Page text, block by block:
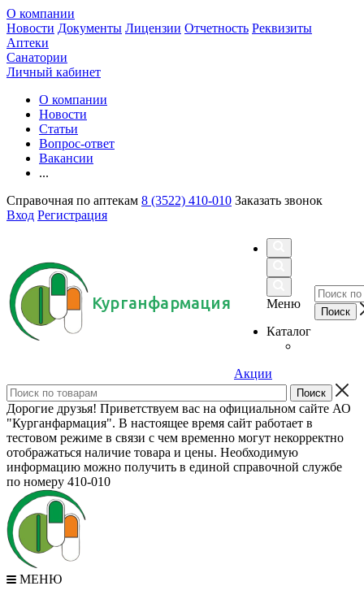
О компании
Новости Документы Лицензии Отчетность Реквизиты
Аптеки
Санатории
Личный кабинет
О компании
Новости
Статьи
Вопрос-ответ
Вакансии
...
Справочная по аптекам 8 (3522) 410-010 Заказать звонок
Вход Регистрация
Курганфармация
Меню
Каталог
Акции
Дорогие друзья! Приветствуем вас на официальном сайте АО
"Курганфармация". В настоящее время сайт работает в
тестовом режиме в связи с чем временно могут некорректно
отображаться наличие товара и цены. Необходимую
информацию можно получить в единой справочной службе
по номеру 410-010
МЕНЮ